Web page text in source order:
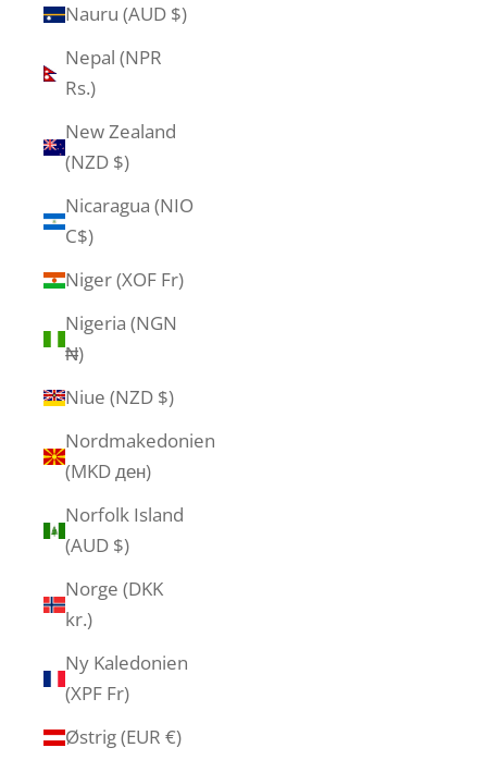
Nauru (AUD $)
Nepal (NPR
Rs.)
New Zealand
(NZD $)
Nicaragua (NIO
C$)
Niger (XOF Fr)
Nigeria (NGN
₦)
Niue (NZD $)
Nordmakedonien
(MKD ден)
Norfolk Island
(AUD $)
Norge (DKK
kr.)
Ny Kaledonien
(XPF Fr)
Østrig (EUR €)